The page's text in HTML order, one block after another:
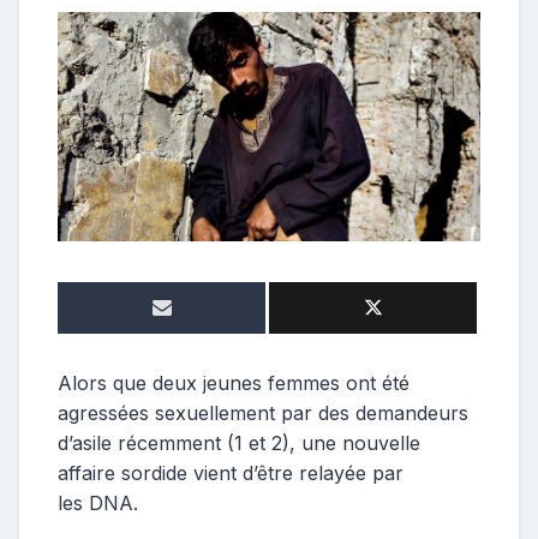
o
n
t
r
i
b
u
t
r
i
Alors que deux jeunes femmes ont été
agressées sexuellement par des demandeurs
d’asile récemment (1 et 2), une nouvelle
affaire sordide vient d’être relayée par
les DNA.